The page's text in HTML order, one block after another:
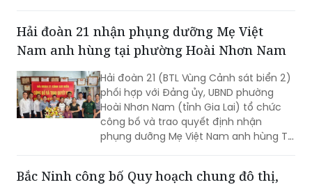
Hải đoàn 21 nhận phụng dưỡng Mẹ Việt
Nam anh hùng tại phường Hoài Nhơn Nam
Hải đoàn 21 (BTL Vùng Cảnh sát biển 2)
phối hợp với Đảng ủy, UBND phường
Hoài Nhơn Nam (tỉnh Gia Lai) tổ chức
công bố và trao quyết định nhận
phụng dưỡng Mẹ Việt Nam anh hùng Từ
Gia Lai)
Bắc Ninh công bố Quy hoạch chung đô thị,